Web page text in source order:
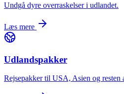
Undgå dyre overraskelser i udlandet.
Læs mere
Udlandspakker
Rejsepakker til USA, Asien og resten